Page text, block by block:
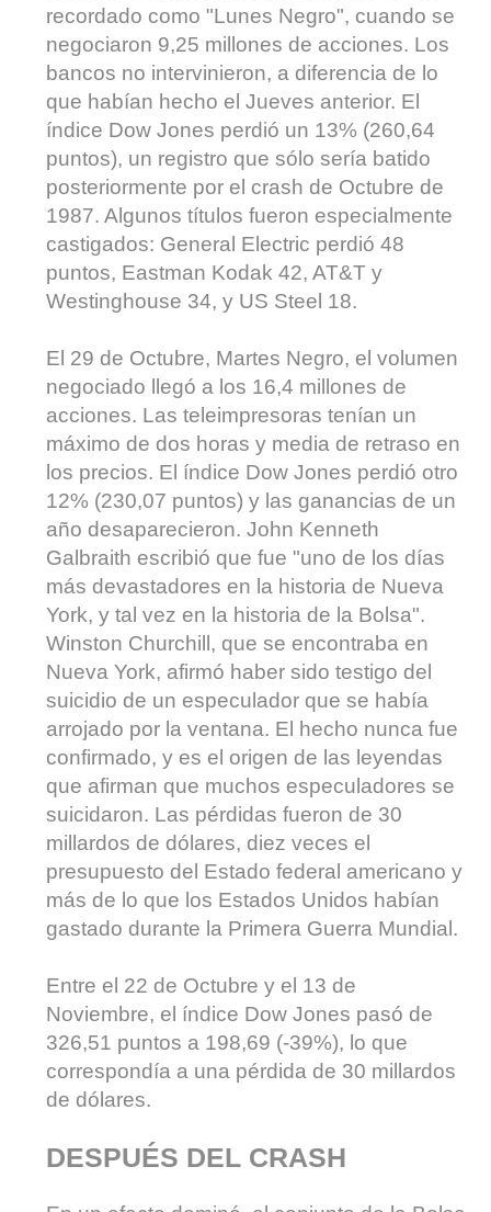
recordado como "Lunes Negro", cuando se
negociaron 9,25 millones de acciones. Los
bancos no intervinieron, a diferencia de lo
que habían hecho el Jueves anterior. El
índice Dow Jones perdió un 13% (260,64
puntos), un registro que sólo sería batido
posteriormente por el crash de Octubre de
1987. Algunos títulos fueron especialmente
castigados: General Electric perdió 48
puntos, Eastman Kodak 42, AT&T y
Westinghouse 34, y US Steel 18.
El 29 de Octubre, Martes Negro, el volumen
negociado llegó a los 16,4 millones de
acciones. Las teleimpresoras tenían un
máximo de dos horas y media de retraso en
los precios. El índice Dow Jones perdió otro
12% (230,07 puntos) y las ganancias de un
año desaparecieron. John Kenneth
Galbraith escribió que fue "uno de los días
más devastadores en la historia de Nueva
York, y tal vez en la historia de la Bolsa".
Winston Churchill, que se encontraba en
Nueva York, afirmó haber sido testigo del
suicidio de un especulador que se había
arrojado por la ventana. El hecho nunca fue
confirmado, y es el origen de las leyendas
que afirman que muchos especuladores se
suicidaron. Las pérdidas fueron de 30
millardos de dólares, diez veces el
presupuesto del Estado federal americano y
más de lo que los Estados Unidos habían
gastado durante la Primera Guerra Mundial.
Entre el 22 de Octubre y el 13 de
Noviembre, el índice Dow Jones pasó de
326,51 puntos a 198,69 (-39%), lo que
correspondía a una pérdida de 30 millardos
de dólares.
DESPUÉS DEL CRASH